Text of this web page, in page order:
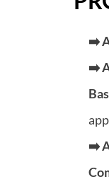
➡️
➡️
➡️